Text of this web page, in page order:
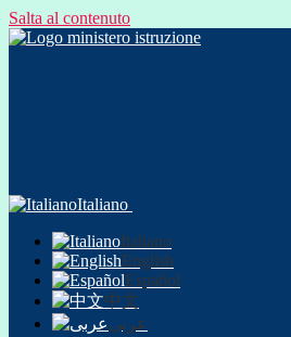
Salta al contenuto
Italiano
Italiano
English
Español
中文
عربى